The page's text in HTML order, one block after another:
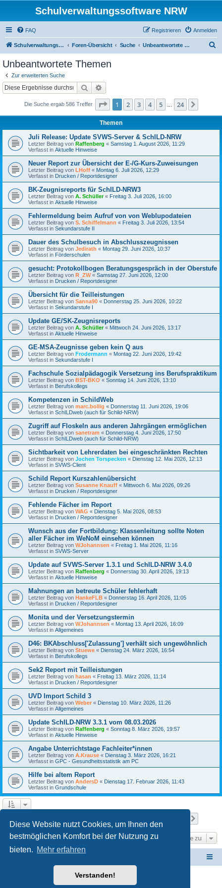
Diese Website nutzt Cookies, um Ihnen den
bestmöglichen Komfort bei der Nutzung zu
bieten. Mehr erfahren
Verstanden!
Schulverwaltungssoftware NRW
FAQ Anmelden
Registrieren
Schulverwaltungssoftware NRW Foren-Übersicht Suche Unbeantwortete Themen
Unbeantwortete Themen
Zur erweiterten Suche
Suche
Die Suche ergab 586 Treffer Seite 1von 24
1 2 3 4 5 24
Themen
Juli Release: Update SVWS-Server & SchILD-NRW
Letzter Beitrag von Raffenberg « Samstag 1. August 2026, 11:29
Verfasst in Aktuelle Hinweise
Neuer Report zur Übersicht der E-/G-Kurs-Zuweisungen
Letzter Beitrag von LHoff « Montag 6. Juli 2026, 12:29
Verfasst in Drucken / Reportdesigner
BK-Zeugnisreports für SchILD-NRW3
Letzter Beitrag von A. Schüller« Freitag 3. Juli 2026, 16:00
Verfasst in Aktuelle Hinweise
Fehlermeldung beim Aufruf von von Weblupodateien
Letzter Beitrag von S. Schiffelmann « Freitag 3. Juli 2026, 13:54
Verfasst in Sekundarstufe II
Dauer des Schulbesuch in Abschlusszeugnissen
Letzter Beitrag von Jedirath « Montag 29. Juni 2026, 10:37
Verfasst in Förderschulen
gesucht: Protokollbogen Beratungsgespräch in der Oberstufe
Letzter Beitrag von R_ZW« Samstag 27. Juni 2026, 12:00
Verfasst in Drucken / Reportdesigner
Übersicht für die Teilleistungen
Letzter Beitrag von Sanna90 « Donnerstag 25. Juni 2026, 10:22
Verfasst in Sekundarstufe I
Update GE/SK-Zeugnisreports
Letzter Beitrag von A. Schüller« Mittwoch 24. Juni 2026, 13:17
Verfasst in Aktuelle Hinweise
GE-MSA-Zeugnisse geben kein Q aus
Letzter Beitrag von Frodermann « Montag 22. Juni 2026, 19:42
Verfasst in Sekundarstufe I
Fachschule Sozialpädagogik Versetzung ins Berufspraktikum
Letzter Beitrag von BST-BKO « Sonntag 14. Juni 2026, 13:10
Verfasst in Berufskollegs
Kompetenzen in SchildWeb
Letzter Beitrag von marc.bollig « Donnerstag 11. Juni 2026, 19:06
Verfasst in SchILDweb (auch für Schild-NRW)
Zugriff auf Floskeln aus anderen Jahrgängen ermöglichen
Letzter Beitrag von sanetram « Donnerstag 4. Juni 2026, 17:50
Verfasst in SchILDweb (auch für Schild-NRW)
Sichtbarkeit von Lehrerdaten bei eingeschränkten Rechten
Letzter Beitrag von Jochen Torspecken « Dienstag 12. Mai 2026, 12:13
Verfasst in SVWS-Client
Schild Report Kurszahlenübersicht
Letzter Beitrag von Susanne Knauff « Mittwoch 6. Mai 2026, 09:26
Verfasst in Drucken / Reportdesigner
Fehlende Fächer im Report
Letzter Beitrag von WAG « Dienstag 5. Mai 2026, 08:53
Verfasst in Drucken / Reportdesigner
Wunsch aus der Fortbildung: Klassenleitung sollte Noten
aller Fächer im WeNoM einsehen können
Letzter Beitrag von WJohannsen « Freitag 1. Mai 2026, 11:16
Verfasst in SVWS-Server
Update auf SVWS-Server 1.3.1 und SchILD-NRW 3.4.0
Letzter Beitrag von Raffenberg « Donnerstag 30. April 2026, 19:13
Verfasst in Aktuelle Hinweise
Mahnungen an betreute Schüler fehlerhaft
Letzter Beitrag von HankeFLB « Donnerstag 16. April 2026, 11:05
Verfasst in Drucken / Reportdesigner
Monita und der Versetzungstermin
Letzter Beitrag von WJohannsen « Montag 13. April 2026, 16:09
Verfasst in Allgemeines
D46: BKAbschluss['Zulassung'] verhält sich ungewöhnlich
Letzter Beitrag von Stuewe « Dienstag 24. März 2026, 16:54
Verfasst in Berufskollegs
Sek2 Report mit Teilleistungen
Letzter Beitrag von hasan « Freitag 13. März 2026, 11:14
Verfasst in Drucken / Reportdesigner
UVD Import Schild 3
Letzter Beitrag von Weber « Dienstag 10. März 2026, 11:26
Verfasst in Allgemeines
Update SchILD-NRW 3.3.1 vom 08.03.2026
Letzter Beitrag von Raffenberg « Sonntag 8. März 2026, 19:57
Verfasst in Aktuelle Hinweise
Angabe Unterrichtstage Fachleiter*innen
Letzter Beitrag von A.Krause « Dienstag 3. März 2026, 16:21
Verfasst in GPC - Gesundheitsstatistik am PC
Hilfe bei altem Report
Letzter Beitrag von AndersD « Dienstag 17. Februar 2026, 11:43
Verfasst in Grundschule
Gehe zu
Powered byphpBB® Forum Software © phpBB Limited
phpBB.de